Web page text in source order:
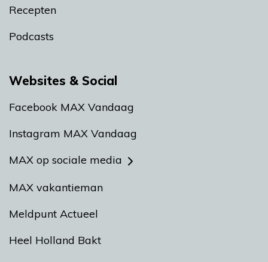
Recepten
Podcasts
Websites & Social
Facebook MAX Vandaag
Instagram MAX Vandaag
MAX op sociale media
MAX vakantieman
Meldpunt Actueel
Heel Holland Bakt